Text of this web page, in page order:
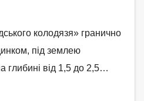
колодязя» гранично
під землею
глибині від 1,5 до 2,5…